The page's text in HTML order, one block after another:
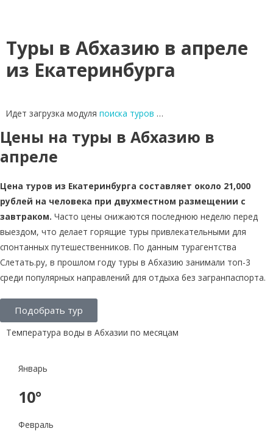
Туры в Абхазию в апреле
из Екатеринбурга
Идет загрузка модуля поиска туров …
Цены на туры в Абхазию в
апреле
Цена туров из Екатеринбурга составляет около 21,000
рублей на человека при двухместном размещении с
завтраком. Часто цены снижаются последнюю неделю перед
выездом, что делает горящие туры привлекательными для
спонтанных путешественников. По данным турагентства
Слетать.ру, в прошлом году туры в Абхазию занимали топ-3
среди популярных направлений для отдыха без загранпаспорта.
Подобрать тур
Температура воды в Абхазии по месяцам
Январь
10°
Февраль